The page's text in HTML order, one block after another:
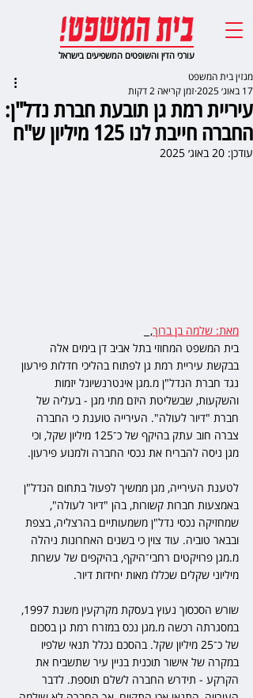
עורכי הדין והשופטים המשפיעים בישראל
עיריית רמת גן תובעת חברת נדל"ן:
החברה חייבת לנו 125 מיליון ש"ח
מגזין בית המשפט
17 באוג׳ 2025
זמן קריאה 2 דקות
עודכן: 20 באוג׳ 2025
מאת: שלמה בן ברוך,
בית המשפט המחוזי בתל אביב דן בימים אלה
בבקשת עיריית רמת גן לפתוח בהליכי חדלות פירעון
נגד חברת הנדל"ן מ.מגן אינטרנשיונל יזמות
והשקעות, שבשליטת היזם מתי מגן - בעליה של
חברת "דיור לעולה". העירייה טוענת כי החברה
צברה חוב עתק בהיקף של כ־125 מיליון שקל, וכי
מגן ניסה להבריח את נכסי החברה ולמנוע פירעון.
לטענת העירייה, מגן ממשיך לפעול בתחום הנדל"ן
באמצעות חברות קשורות, בהן "דיור לעולה",
שמחזיקה נכסי נדל"ן משמעותיים בהרצליה, בצפת
ובבאר טוביה. עוד צוין כי בשנים האחרונות ניהלה
מ.מגן פרויקטים רחבי־היקף, בהיקפים של עשרות
מיליוני שקלים שכללו מאות יחידות דיור.
שורש הסכסוך נעוץ בעסקת מקרקעין משנת 1997,
במסגרתה רכשה מ.מגן נכס במזרח רמת גן בסכום
של כ־25 מיליון שקל. בהסכם נכלל תנאי שלפיו
במקרה של אישור תוכנית בניין עיר שתשביח את
הקרקע - תידרש החברה לשלם תוספת. לדבר